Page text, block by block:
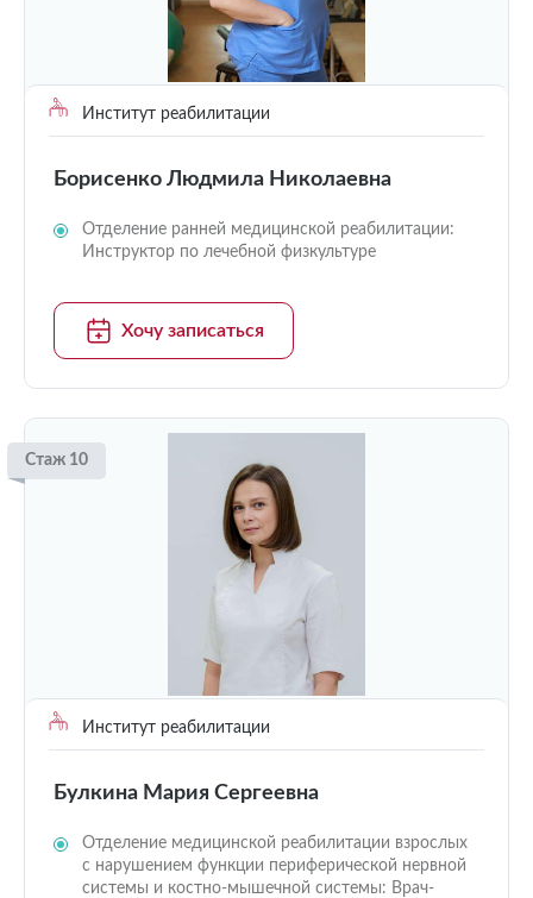
Институт реабилитации
Борисенко Людмила Николаевна
Отделение ранней медицинской реабилитации:
Инструктор по лечебной физкультуре
Хочу записаться
Стаж 10
Институт реабилитации
Булкина Мария Сергеевна
Отделение медицинской реабилитации взрослых
с нарушением функции периферической нервной
системы и костно-мышечной системы: Врач-